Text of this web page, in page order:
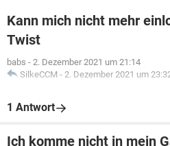
Kann mich nicht mehr
Twist
babs - 2. Dezember 2021 um 21:14
SilkeCCM - 2. Dezember 2021 um
1 Antwort
Ich komme nicht in mein